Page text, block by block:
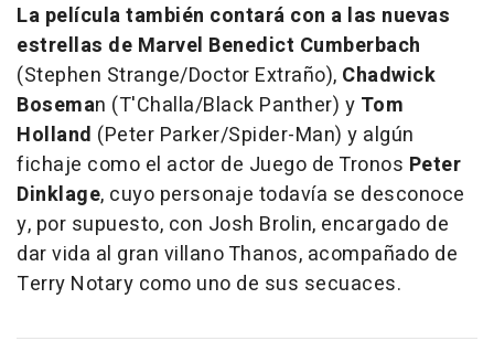
La película también contará con a las nuevas
estrellas de Marvel Benedict Cumberbach
(Stephen Strange/Doctor Extraño), Chadwick
Boseman (T'Challa/Black Panther) y Tom
Holland (Peter Parker/Spider-Man) y algún
fichaje como el actor de Juego de Tronos Peter
Dinklage, cuyo personaje todavía se desconoce
y, por supuesto, con Josh Brolin, encargado de
dar vida al gran villano Thanos, acompañado de
Terry Notary como uno de sus secuaces.